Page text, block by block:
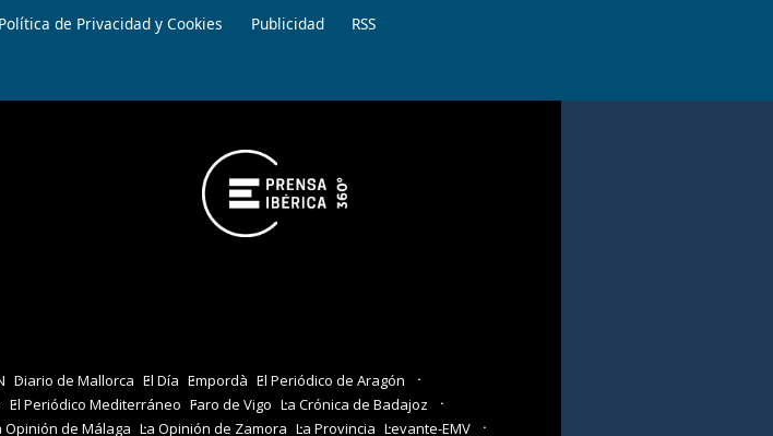
Política de Privacidad y Cookies Publicidad RSS
Diario de Mallorca El Día Empordà El Periódico de Aragón
El Periódico Mediterráneo Faro de Vigo La Crónica de Badajoz
Opinión de Málaga La Opinión de Zamora La Provincia Levante-EMV